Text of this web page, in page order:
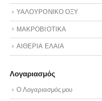
ΥΑΛΟΥΡΟΝΙΚΟ ΟΞΥ
ΜΑΚΡΟΒΙΟΤΙΚΑ
ΑΙΘΕΡΙΑ ΕΛΑΙΑ
Λογαριασμός
Ο Λογαριασμός μου